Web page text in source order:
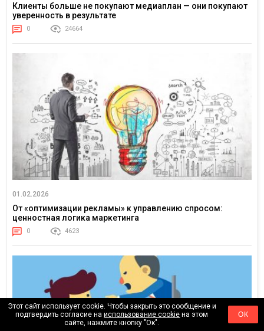
Клиенты больше не покупают медиаплан — они покупают
уверенность в результате
0 24664
01.02.2026
От «оптимизации рекламы» к управлению спросом:
ценностная логика маркетинга
0 4623
Этот сайт использует cookie. Чтобы закрыть это сообщение и
подтвердить согласие наиспользование cookie на этом
сайте, нажмите кнопку "Ок".
ОК